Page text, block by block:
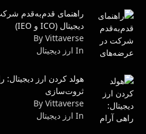
راهنمای قدم‌به‌قدم
دیجیتال (ICO و IEO)
By Vittaverse
In ارز دیجیتال
هولد کردن ارز دیجیتال:
ثروت‌سازی
By Vittaverse
In ارز دیجیتال